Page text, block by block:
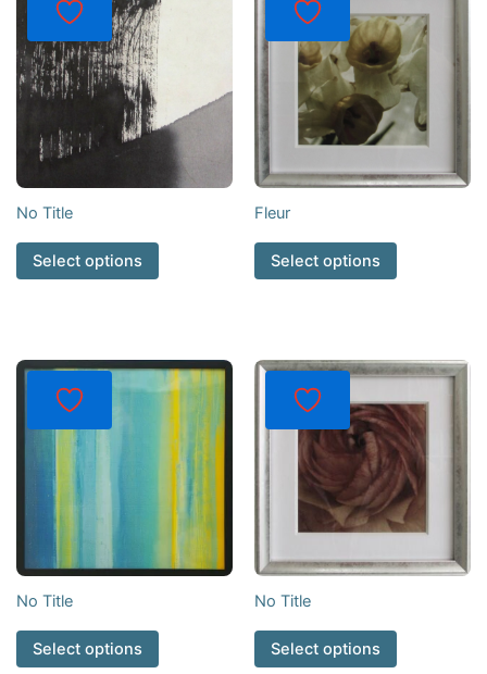
No Title
Select options
Fleur
Select options
No Title
Select options
No Title
Select options